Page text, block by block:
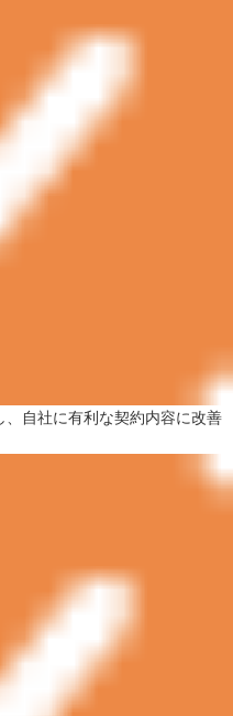
自社に有利な契約内容に改善